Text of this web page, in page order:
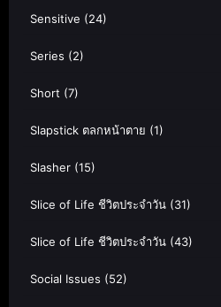
Sensitive (24)
Series (2)
Short (7)
Slapstick ตลกหน้าตาย (1)
Slasher (15)
Slice of Life ชีวิตประจำวัน (31)
Slice of Life ชีวิตประจำวัน (43)
Social Issues (52)